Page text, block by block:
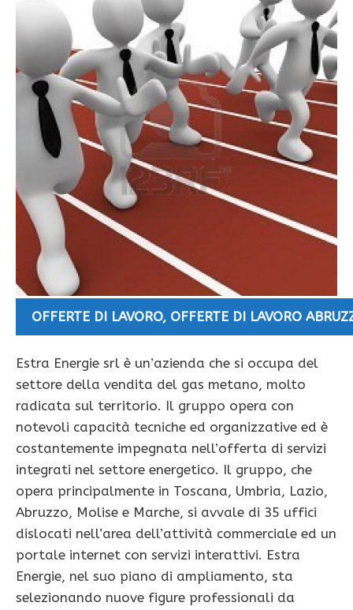
OFFERTE DI LAVORO, OFFERTE DI LAVORO
Estra Energie srl è un’azienda che si occupa del
settore della vendita del gas metano, molto
radicata sul territorio. Il gruppo opera con
notevoli capacità tecniche ed organizzative ed è
costantemente impegnata nell’offerta di servizi
integrati nel settore energetico. Il gruppo, che
opera principalmente in Toscana, Umbria, Lazio,
Abruzzo, Molise e Marche, si avvale di 35 uffici
dislocati nell’area dell’attività commerciale ed un
portale internet con servizi interattivi. Estra
Energie, nel suo piano di ampliamento, sta
selezionando nuove figure professionali da